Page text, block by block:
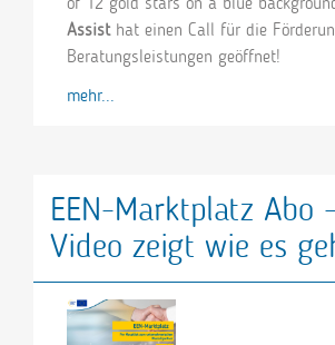
Assisthat einen Call für die
Beratungsleistungen geöffnet!
mehr...
EEN-Marktplatz Abo
Video zeigt wie es